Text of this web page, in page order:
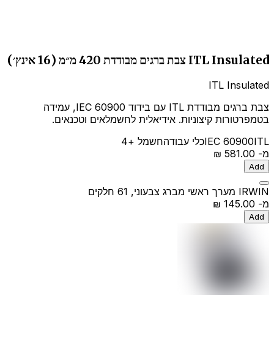
ITL Insulated צבת ברגים מבודדת 420 מ״מ (16 אינץ׳)
ITL Insulated
צבת ברגים מבודדת ITL עם בידוד IEC 60900, עמידה
בטמפרטורות קיצוניות. אידיאלית לחשמלאים וטכנאים.
IEC 60900ITL כלי עבודהחשמל +4
מ-
Add
IRWIN מערך ראשי מברג צבעוני, 61 חלקים
מ-
Add